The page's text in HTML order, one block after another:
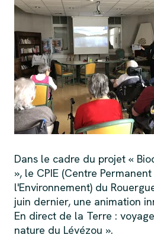
Dans le cadre du projet «
», le CPIE (Centre
l'Environnement) du
juin dernier, une animation
En direct de la Terre :
nature du Lévézou ».